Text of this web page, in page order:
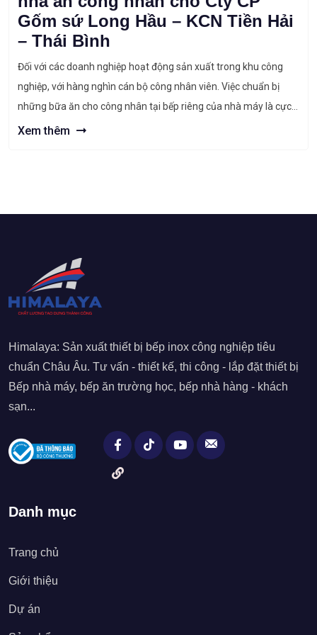
Gốm sứ Long Hầu – KCN Tiền Hải
– Thái Bình
Đối với các doanh nghiệp hoạt động sản xuất trong khu công
nghiệp, với hàng nghìn cán bộ công nhân viên. Việc chuẩn bị
những bữa ăn cho công nhân tại bếp riêng của nhà máy là cực
kỳ cần thiết. Nấu tại bếp của mình đảm bảo được vấn đề giờ giấc
Xem thêm
Himalaya: Sản xuất thiết bị bếp inox công nghiệp tiêu
chuẩn Châu Âu. Tư vấn - thiết kế, thi công - lắp đặt thiết bị
Bếp nhà máy, bếp ăn trường học, bếp nhà hàng - khách
sạn...
Danh mục
Trang chủ
Giới thiệu
Dự án